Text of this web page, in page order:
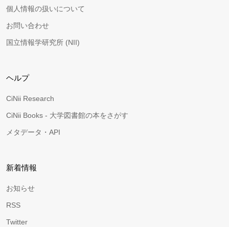
個人情報の扱いについて
お問い合わせ
国立情報学研究所 (NII)
ヘルプ
CiNii Research
CiNii Books - 大学図書館の本をさがす
メタデータ・API
新着情報
お知らせ
RSS
Twitter